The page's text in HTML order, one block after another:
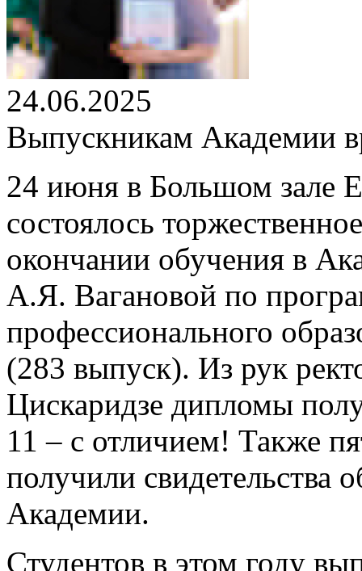
24.06.2025
Выпускникам Академии
24 июня в Большом зале
состоялось
окончании обучения в
А.Я. Вагановой по
профессионального
(283 выпуск). Из рук
Цискаридзе дипломы
11 – с отличием! Также
получили свидетельства
Академии.
Студентов в этом году